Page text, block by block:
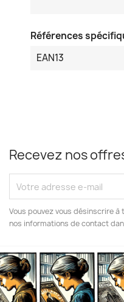
Références
EAN13
Recevez nos
Vous pouvez vous désinscrire
nos informations de contact